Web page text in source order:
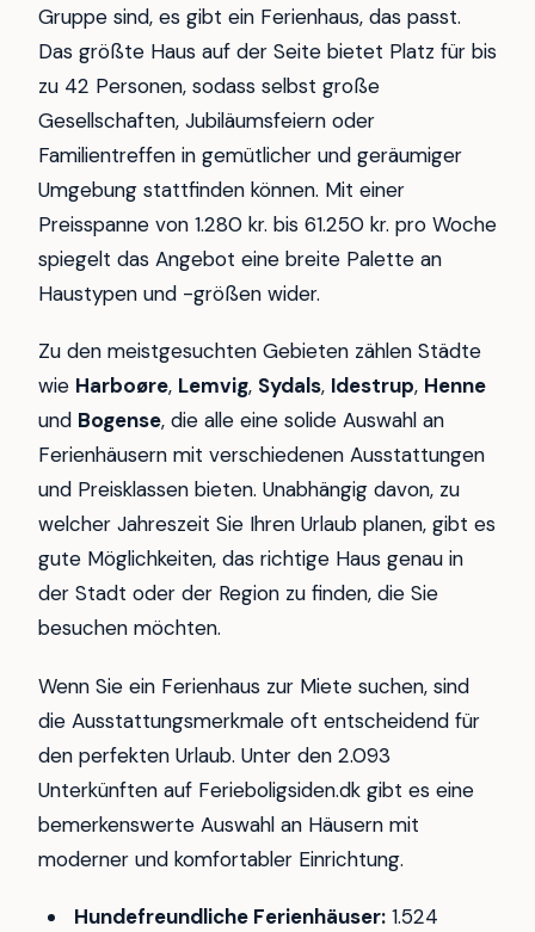
Gruppe sind, es gibt ein Ferienhaus, das passt.
Das größte Haus auf der Seite bietet Platz für bis
zu 42 Personen, sodass selbst große
Gesellschaften, Jubiläumsfeiern oder
Familientreffen in gemütlicher und geräumiger
Umgebung stattfinden können. Mit einer
Preisspanne von 1.280 kr. bis 61.250 kr. pro Woche
spiegelt das Angebot eine breite Palette an
Haustypen und -größen wider.
Zu den meistgesuchten Gebieten zählen Städte
wie Harboøre, Lemvig, Sydals, Idestrup, Henne
und Bogense, die alle eine solide Auswahl an
Ferienhäusern mit verschiedenen Ausstattungen
und Preisklassen bieten. Unabhängig davon, zu
welcher Jahreszeit Sie Ihren Urlaub planen, gibt es
gute Möglichkeiten, das richtige Haus genau in
der Stadt oder der Region zu finden, die Sie
besuchen möchten.
Wenn Sie ein Ferienhaus zur Miete suchen, sind
die Ausstattungsmerkmale oft entscheidend für
den perfekten Urlaub. Unter den 2.093
Unterkünften auf Ferieboligsiden.dk gibt es eine
bemerkenswerte Auswahl an Häusern mit
moderner und komfortabler Einrichtung.
Hundefreundliche Ferienhäuser:1.524